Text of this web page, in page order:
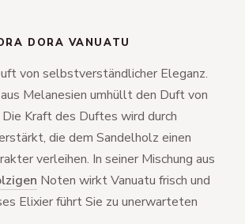
DORA VANUATU
von selbstverständlicher Eleganz.
aus Melanesien umhüllt den Duft von
Kraft des Duftes wird durch
die dem Sandelholz einen
verleihen. In seiner Mischung aus
Noten wirkt Vanuatu frisch und
Elixier führt Sie zu unerwarteten